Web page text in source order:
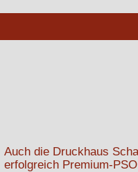
Auch die Druckhaus
erfolgreich Premium-